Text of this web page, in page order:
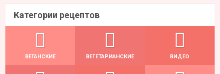
Категории рецептов
ВЕГАНСКИЕ ВЕГЕТАРИАНСКИЕ ВИДЕО